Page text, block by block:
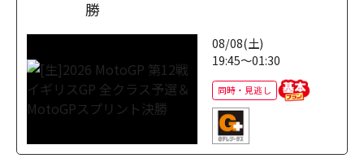
勝
08/08(土)
19:45～01:30
同時・見逃し